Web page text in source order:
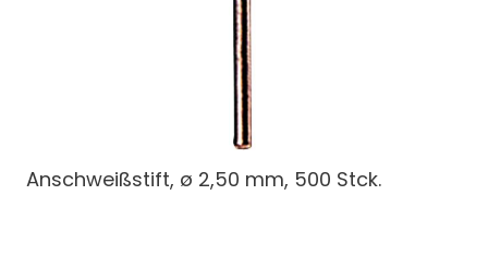
Anschweißstift, ø 2,50 mm, 500 Stck.